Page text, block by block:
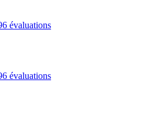
évaluations
évaluations